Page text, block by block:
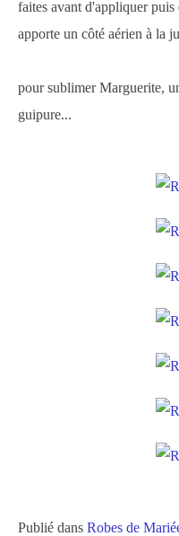
faites avant d'appliquer
apporte un côté aérien à la
pour sublimer Marguerite,
guipure...
Publié dans Robes de